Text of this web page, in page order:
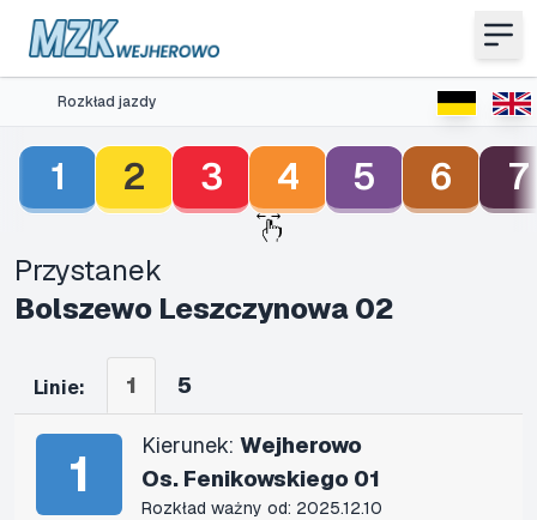
Rozkład jazdy
1 2 3 4 5 6 7
Przystanek
Bolszewo Leszczynowa 02
Linie: 1 5
1 Kierunek: Wejherowo
Os. Fenikowskiego 01
Rozkład ważny od: 2025.12.10